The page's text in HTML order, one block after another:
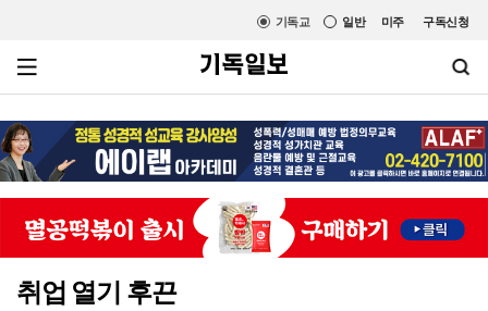
미주 구독신청
일반
기독교
취업 열기 후끈